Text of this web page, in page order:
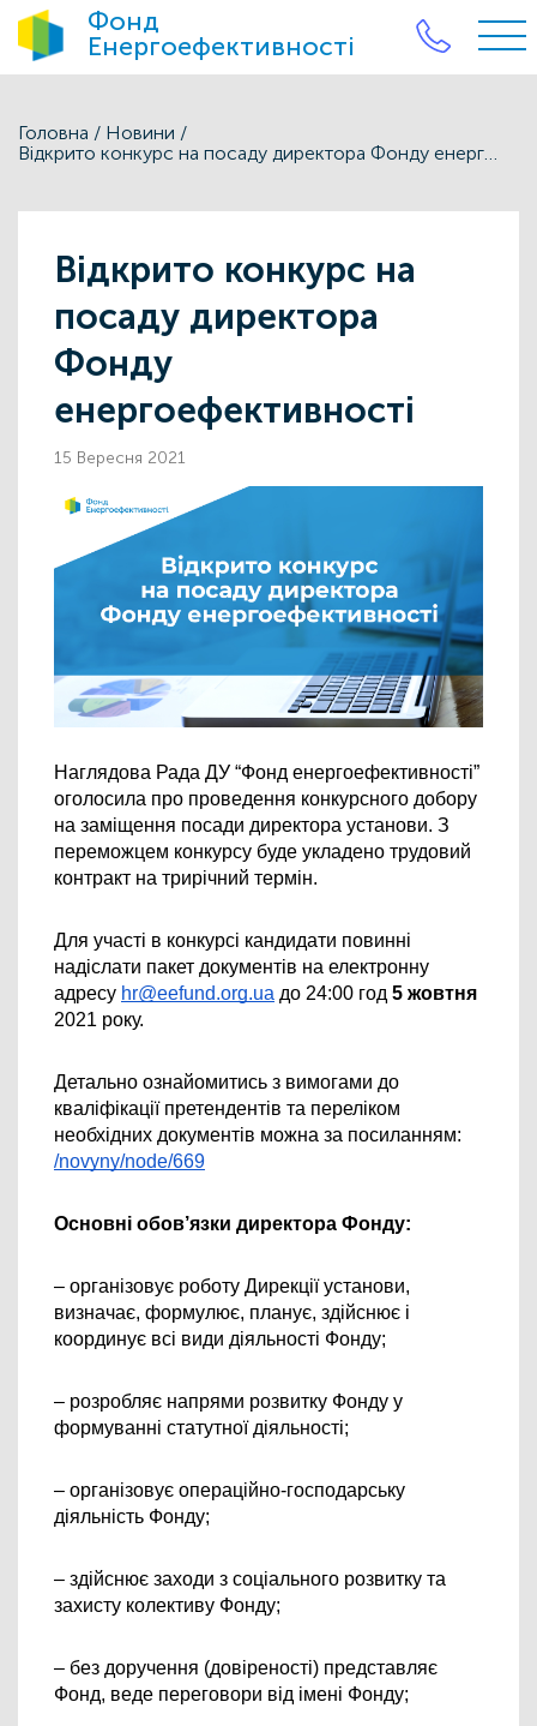
Фонд
Енергоефективності
Головна / Новини /
Відкрито конкурс на посаду директора Фонду енергоефективності
Відкрито конкурс на
посаду директора
Фонду
енергоефективності
15 Вересня 2021
Наглядова Рада ДУ “Фонд енергоефективності”
оголосила про проведення конкурсного добору
на заміщення посади директора установи. З
переможцем конкурсу буде укладено трудовий
контракт на трирічний термін.
Для участі в конкурсі кандидати повинні
надіслати пакет документів на електронну
адресу hr@eefund.org.ua до 24:00 год 5 жовтня
2021 року.
Детально ознайомитись з вимогами до
кваліфікації претендентів та переліком
/novyny/node/669
Основні обов’язки директора Фонду:
– організовує роботу Дирекції установи,
визначає, формулює, планує, здійснює і
координує всі види діяльності Фонду;
– розробляє напрями розвитку Фонду у
формуванні статутної діяльності;
– організовує операційно-господарську
діяльність Фонду;
– здійснює заходи з соціального розвитку та
захисту колективу Фонду;
– без доручення (довіреності) представляє
Фонд, веде переговори від імені Фонду;